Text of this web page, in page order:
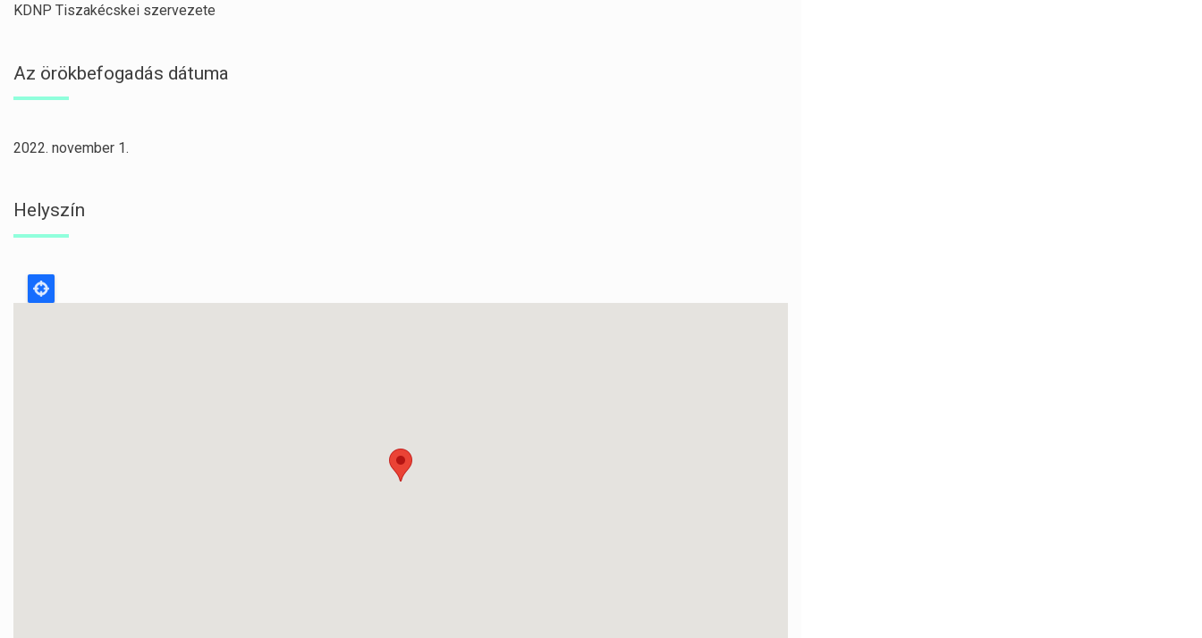
KDNP Tiszakécskei szervezete
Az örökbefogadás dátuma
2022. november 1.
Helyszín